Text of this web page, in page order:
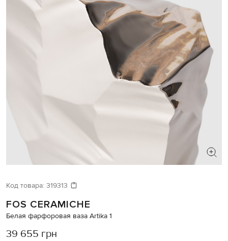
Код товара: 319313
FOS CERAMICHE
Белая фарфоровая ваза Artika 1
39 655 грн